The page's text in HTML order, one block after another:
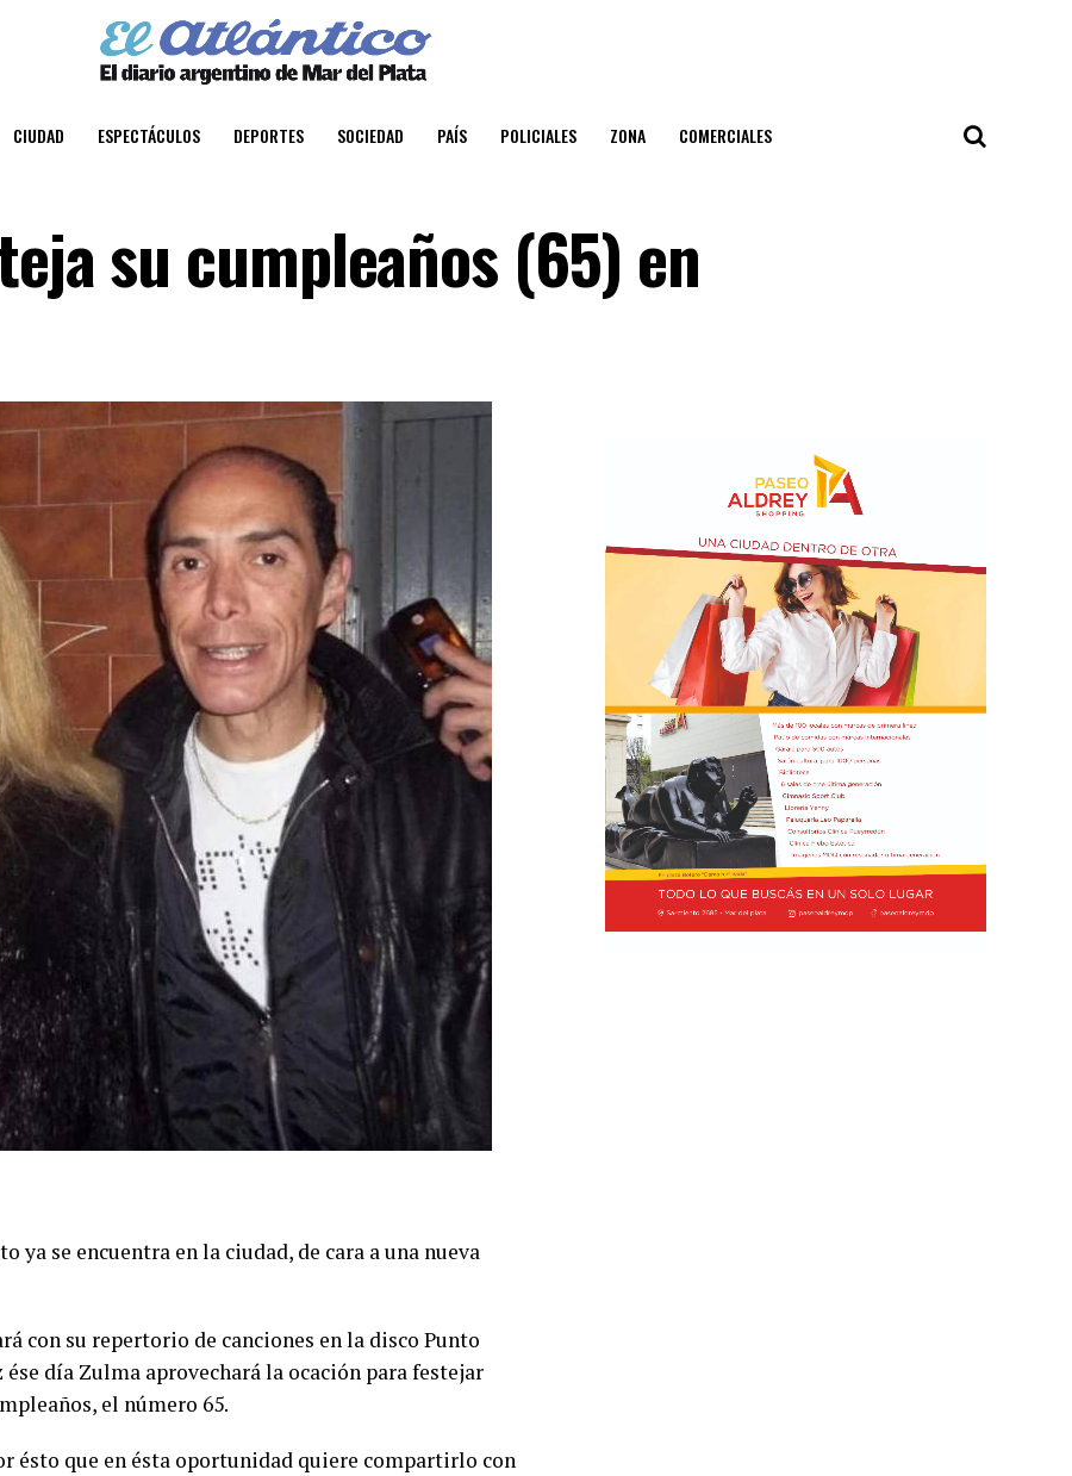
CIUDAD ESPECTÁCULOS DEPORTES SOCIEDAD PAÍS POLICIALES ZONA COMERCIALES
su cumpleaños (65) en
ya se encuentra en la ciudad, de cara a una nueva
con su repertorio de canciones en la disco Punto
día Zulma aprovechará la ocación para festejar
el número 65.
ésto que en ésta oportunidad quiere compartirlo con